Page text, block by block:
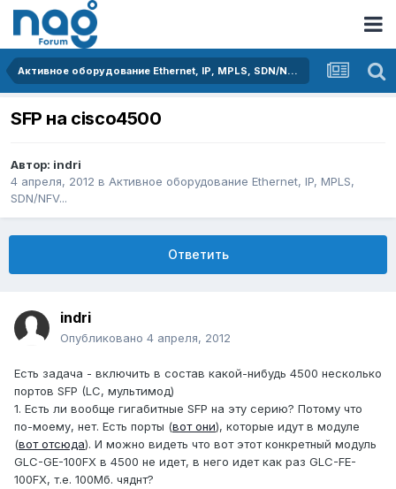
Активное оборудование Ethernet, IP, MPLS, SDN/NFV...
SFP на cisco4500
Автор: indri
4 апреля, 2012 в Активное оборудование Ethernet, IP, MPLS,
SDN/NFV...
Ответить
indri
Опубликовано 4 апреля, 2012
Есть задача - включить в состав какой-нибудь 4500 несколько
портов SFP (LC, мультимод)
1. Есть ли вообще гигабитные SFP на эту серию? Потому что
по-моему, нет. Есть порты (вот они), которые идут в модуле
(вот отсюда). И можно видеть что вот этот конкретный модуль
GLC-GE-100FX в 4500 не идет, в него идет как раз GLC-FE-
100FX, т.е. 100Мб. чяднт?